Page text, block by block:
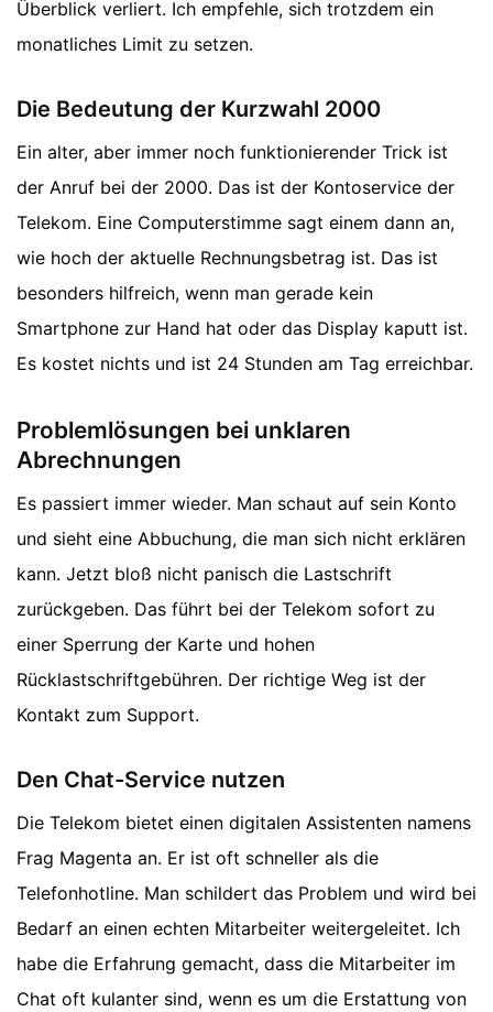
Überblick verliert. Ich empfehle, sich trotzdem ein
monatliches Limit zu setzen.
Die Bedeutung der Kurzwahl 2000
Ein alter, aber immer noch funktionierender Trick ist
der Anruf bei der 2000. Das ist der Kontoservice der
Telekom. Eine Computerstimme sagt einem dann an,
wie hoch der aktuelle Rechnungsbetrag ist. Das ist
besonders hilfreich, wenn man gerade kein
Smartphone zur Hand hat oder das Display kaputt ist.
Es kostet nichts und ist 24 Stunden am Tag erreichbar.
Problemlösungen bei unklaren
Abrechnungen
Es passiert immer wieder. Man schaut auf sein Konto
und sieht eine Abbuchung, die man sich nicht erklären
kann. Jetzt bloß nicht panisch die Lastschrift
zurückgeben. Das führt bei der Telekom sofort zu
einer Sperrung der Karte und hohen
Rücklastschriftgebühren. Der richtige Weg ist der
Kontakt zum Support.
Den Chat-Service nutzen
Die Telekom bietet einen digitalen Assistenten namens
Frag Magenta an. Er ist oft schneller als die
Telefonhotline. Man schildert das Problem und wird bei
Bedarf an einen echten Mitarbeiter weitergeleitet. Ich
habe die Erfahrung gemacht, dass die Mitarbeiter im
Chat oft kulanter sind, wenn es um die Erstattung von